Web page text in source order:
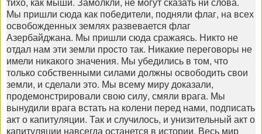
Мы пришли сюда как победители, подняли флаг, на всех
освобожденных землях развевается флаг
Азербайджана. Мы пришли сюда сражаясь. Никто не
отдал нам эти земли просто так. Никакие переговоры не
имели никакого значения. Мы убедились в том, что
только собственными силами должны освободить свои
земли, и сделали это. Мы всему миру доказали,
продемонстрировали свою силу, смяли врага. Мы
вынудили врага встать на колени перед нами, подписать
акт о капитуляции. Так и случилось, и унизительный акт о
капитуляции навсегда останется в истории. Весь мир